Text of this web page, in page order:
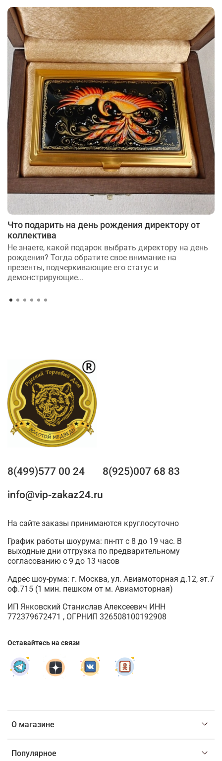
Что подарить на день рождения директору от
коллектива
Не знаете, какой подарок выбрать директору на день
рождения? Тогда обратите свое внимание на
презенты, подчеркивающие его статус и
демонстрирующие...
О магазине
Популярное
8(499)577 00 24
8(925)007 68 83
info@vip-zakaz24.ru
На сайте заказы принимаются круглосуточно
График работы шоурума: пн-пт с 8 до 19 час. В
выходные дни отгрузка по предварительному
согласованию с 9 до 13 часов
Адрес шоу-рума: г. Москва, ул. Авиамоторная д.12, эт.7
оф.715 (1 мин. пешком от м. Авиамоторная)
ИП Янковский Станислав Алексеевич ИНН
772379672471 , ОГРНИП 326508100192908
Оставайтесь на связи